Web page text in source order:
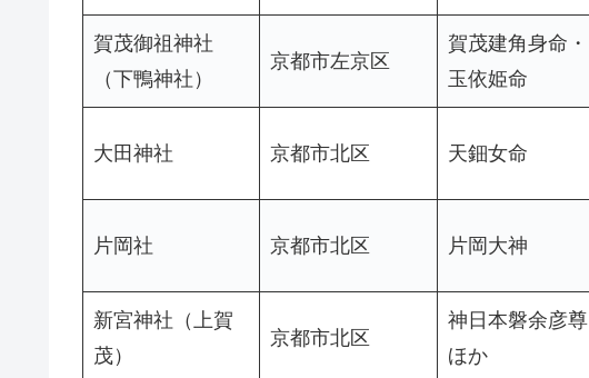
賀茂御祖神社
（下鴨神社）
京都市左京区
賀茂建角身命・
玉依姫命
大田神社 京都市北区 天鈿女命
片岡社 京都市北区 片岡大神
新宮神社（上賀
茂）
京都市北区
神日本磐余彦尊
ほか